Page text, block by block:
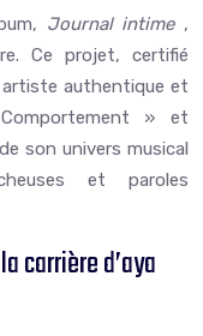
Journal intime ,
Ce projet, certifié
artiste authentique et
» et
son univers musical
et paroles
carrière d’aya